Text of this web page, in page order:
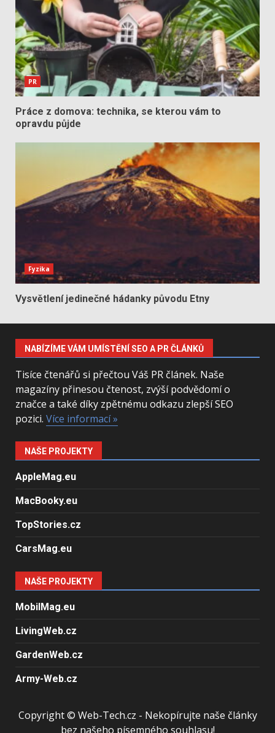
PR
Práce z domova: technika, se kterou vám to
opravdu půjde
Fyzika
Vysvětlení jedinečné hádanky původu Etny
NABÍZÍME VÁM UMÍSTĚNÍ SEO A PR ČLÁNKŮ
Tisíce čtenářů si přečtou Váš PR článek. Naše
magazíny přinesou čtenost, zvýší podvědomí o
značce a také díky zpětnému odkazu zlepší SEO
pozici. Více informací »
NAŠE PROJEKTY
AppleMag.eu
MacBooky.eu
TopStories.cz
CarsMag.eu
NAŠE PROJEKTY
MobilMag.eu
LivingWeb.cz
GardenWeb.cz
Army-Web.cz
Copyright © Web-Tech.cz - Nekopírujte naše články
bez našeho písemného souhlasu!